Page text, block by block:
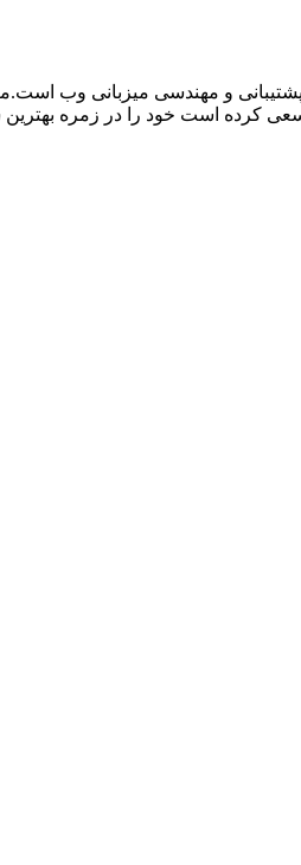
پشتیبانی و مهندسی میزبانی وب
سعی کرده است خود را در زمره